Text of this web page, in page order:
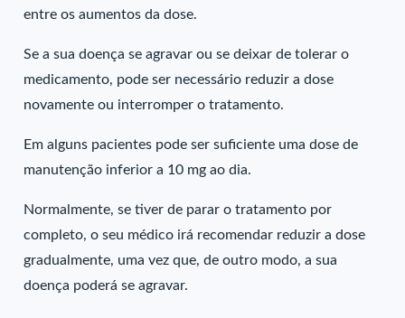
entre os aumentos da dose.
Se a sua doença se agravar ou se deixar de tolerar o
medicamento, pode ser necessário reduzir a dose
novamente ou interromper o tratamento.
Em alguns pacientes pode ser suficiente uma dose de
manutenção inferior a 10 mg ao dia.
Normalmente, se tiver de parar o tratamento por
completo, o seu médico irá recomendar reduzir a dose
gradualmente, uma vez que, de outro modo, a sua
doença poderá se agravar.